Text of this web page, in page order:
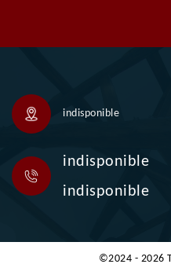
indisponible
indisponible
indisponible
©2024 - 2026